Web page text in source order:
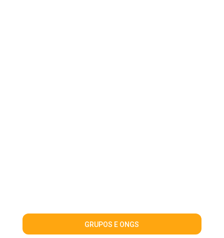
GRUPOS E ONGS